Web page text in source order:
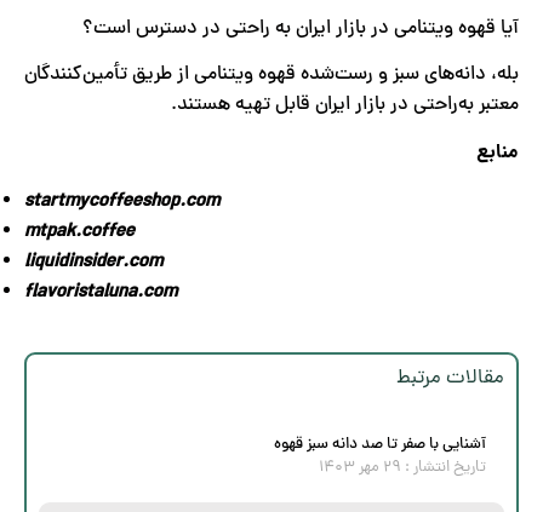
مقالات مرتبط
آشنایی با صفر تا صد دانه سبز قهوه
تاریخ انتشار : ۲۹ مهر ۱۴۰۳
آیا قهوه ویتنامی در بازار ایران به راحتی در دسترس است؟
بله، دانه‌های سبز و رست‌شده قهوه ویتنامی از طریق تأمین‌کنندگان
معتبر به‌راحتی در بازار ایران قابل تهیه هستند.
منابع
startmycoffeeshop.com
mtpak.coffee
liquidinsider.com
flavoristaluna.com